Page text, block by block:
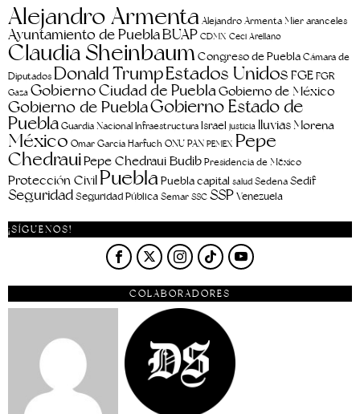
Alejandro Armenta Alejandro Armenta Mier aranceles
Ayuntamiento de PueblaBUAP CDMX Ceci Arellano
Claudia SheinbaumCongreso de Puebla Cámara de
Diputados Donald TrumpEstados Unidos FGEFGR
Gaza Gobierno Ciudad de Puebla Gobierno de México
Gobierno de PueblaGobierno Estado de
PueblaGuardia Nacional Infraestructura Israel justicia lluvias Morena
México Omar García Harfuch ONU PAN PEMEX Pepe
ChedrauiPepe Chedraui BudibPresidencia de México
Protección Civil PueblaPuebla capital salud Sedena Sedif
SeguridadSeguridad Pública Semar SSC SSPVenezuela
¡SÍGUENOS!
COLABORADORES